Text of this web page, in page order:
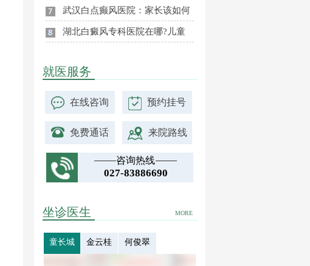
武汉白点癫风医院：家长该如何
湖北白癜风专科医院在哪?儿童
就医服务
在线咨询 预约挂号
免费通话 来院路线
咨询热线
027-83886690
MORE
坐诊医生
童长城 金云桂 何俊翠